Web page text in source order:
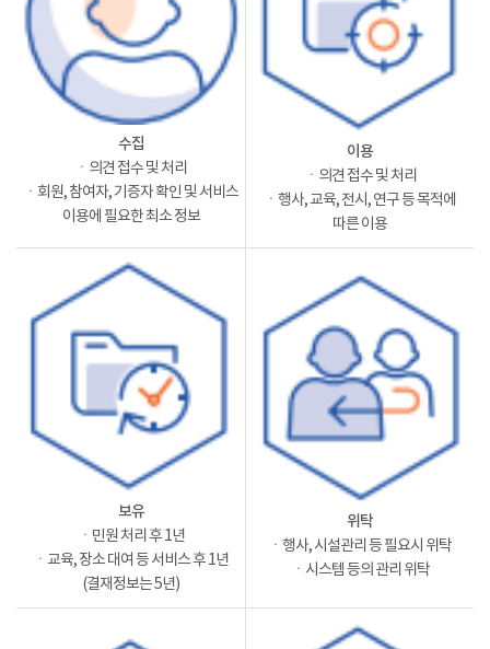
수집
ㆍ의견 접수 및 처리
ㆍ회원, 참여자, 기증자 확인 및 서비스
이용에 필요한 최소 정보
이용
ㆍ의견 접수 및 처리
ㆍ행사, 교육, 전시, 연구 등 목적에
따른 이용
보유
ㆍ민원 처리 후 1년
ㆍ교육, 장소 대여 등 서비스 후 1년
(결재정보는 5년)
위탁
ㆍ행사, 시설관리 등 필요시 위탁
ㆍ시스템 등의 관리 위탁